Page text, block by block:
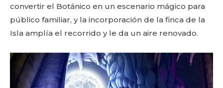
convertir el Botánico en un escenario mágico para
público familiar, y la incorporación de la finca de la
Isla amplía el recorrido y le da un aire renovado.